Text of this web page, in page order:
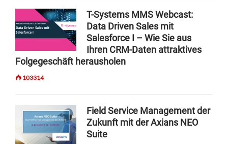
i
g
a
t
i
T-Systems MMS Webcast:
Data Driven Sales mit
Salesforce I – Wie Sie aus
Ihren CRM-Daten attraktives
Folgegeschäft herausholen
103314
Field Service Management der
Zukunft mit der Axians NEO
Suite